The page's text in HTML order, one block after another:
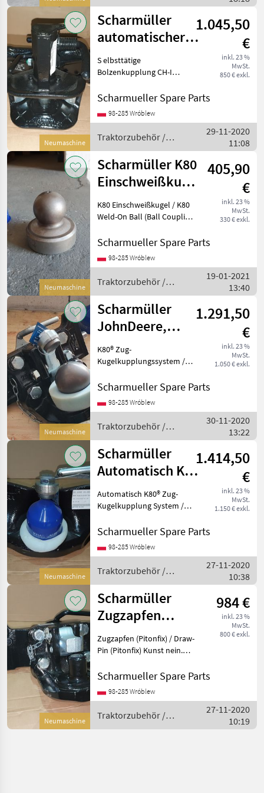
Scharmüller
Neumaschine
Scharmüller
automatischer
Zugmaul
Gabelkopf Typ
1.045,50
€
inkl. 23 %
MwSt.
850 € exkl.
S elbsttätige
Bolzenkupplung CH-I
Type CH-I (38mm Bolt)
05.3253.321-A02 Dimension
andere Dimensione
Scharmueller Spare Parts
98-285 Wróblew
Traktorzubehör /
Scharmüller
29-11-2020
11:08
Neumaschine
Scharmüller K80
Einschweißkugel
/ K80 Weld-On
Ball
405,90
€
inkl. 23 %
MwSt.
330 € exkl.
K80 Einschweißkugel / K80
Weld-On Ball (Ball Coupling
(also available with a
holder Art.Nr. 02.481.351) ---
---//// Schreib uns
Scharmueller Spare Parts
98-285 Wróblew
Traktorzubehör /
Scharmüller
19-01-2021
13:40
Neumaschine
Scharmüller
JohnDeere,
Valtra, Kubota,
Fendt, MF, JCB
1.291,50
€
inkl. 23 %
MwSt.
1.050 € exkl.
K80® Zug-
Kugelkupplungssystem /
Kugelkupplungssystem
Artikel Nummer. 07.6330.42-
A02 Dimension 330/25/32
Dimensionen / wir haben
andere Dime
Scharmueller Spare Parts
98-285 Wróblew
Traktorzubehör /
Scharmüller
30-11-2020
13:22
Neumaschine
Scharmüller
Automatisch K80
Kugeleinsatz /
Ball K80 insert
1.414,50
€
inkl. 23 %
MwSt.
1.150 € exkl.
Automatisch K80® Zug-
Kugelkupplung System /
Coupling System Artikel
Nummer. 05.6390.46-A02 ----
-- //// Schreib uns an //// ----
Scharmueller Spare Parts
98-285 Wróblew
Traktorzubehör /
Scharmüller
27-11-2020
10:38
Neumaschine
Scharmüller
Zugzapfen
(Pitonfix) /
Draw-Pin Einsatz
984 €
inkl. 23 %
MwSt.
800 € exkl.
Zugzapfen (Pitonfix) / Draw-
Pin (Pitonfix) Kunst nein.
390/25/32 (Wir haben
andere Dimensionen / we
have other dimensions) -----
Scharmueller Spare Parts
98-285 Wróblew
Traktorzubehör /
Scharmüller
27-11-2020
10:19